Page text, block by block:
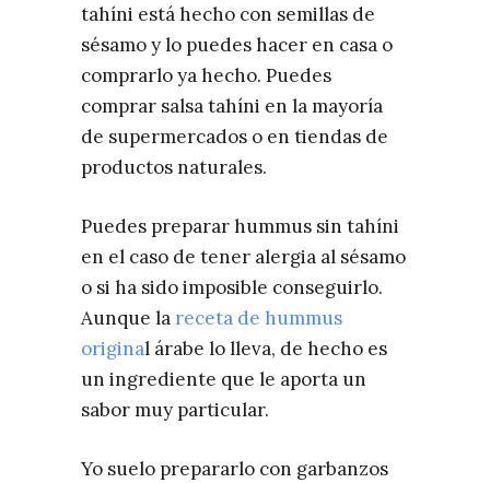
tahíni está hecho con semillas de
sésamo y lo puedes hacer en casa o
comprarlo ya hecho. Puedes
comprar salsa tahíni en la mayoría
de supermercados o en tiendas de
productos naturales.
Puedes preparar hummus sin tahíni
en el caso de tener alergia al sésamo
o si ha sido imposible conseguirlo.
Aunque la receta de hummus
original árabe lo lleva, de hecho es
un ingrediente que le aporta un
sabor muy particular.
Yo suelo prepararlo con garbanzos